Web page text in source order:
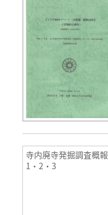
寺内廃寺発掘調査概報
1・2・3